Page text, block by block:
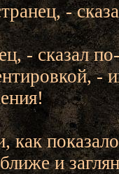
-
- сказал
-
как
и